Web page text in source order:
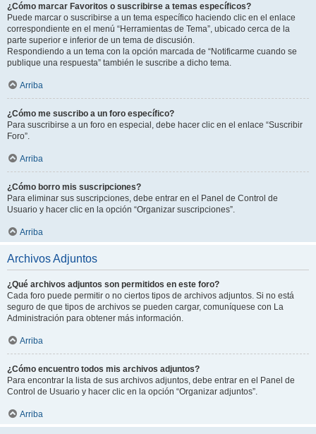
¿Cómo marcar Favoritos o suscribirse a temas específicos?
Puede marcar o suscribirse a un tema específico haciendo clic en el enlace
correspondiente en el menú “Herramientas de Tema”, ubicado cerca de la
parte superior e inferior de un tema de discusión.
Respondiendo a un tema con la opción marcada de “Notificarme cuando se
publique una respuesta” también le suscribe a dicho tema.
Arriba
¿Cómo me suscribo a un foro específico?
Para suscribirse a un foro en especial, debe hacer clic en el enlace “Suscribir
Foro”.
Arriba
¿Cómo borro mis suscripciones?
Para eliminar sus suscripciones, debe entrar en el Panel de Control de
Usuario y hacer clic en la opción “Organizar suscripciones”.
Arriba
Archivos Adjuntos
¿Qué archivos adjuntos son permitidos en este foro?
Cada foro puede permitir o no ciertos tipos de archivos adjuntos. Si no está
seguro de que tipos de archivos se pueden cargar, comuníquese con La
Administración para obtener más información.
Arriba
¿Cómo encuentro todos mis archivos adjuntos?
Para encontrar la lista de sus archivos adjuntos, debe entrar en el Panel de
Control de Usuario y hacer clic en la opción “Organizar adjuntos”.
Arriba